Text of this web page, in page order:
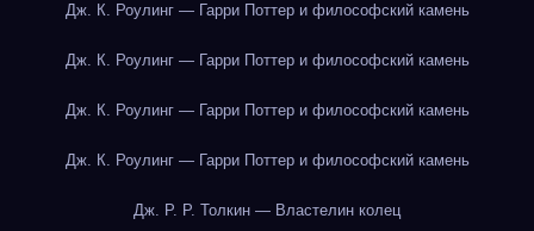
Дж. К. Роулинг — Гарри Поттер и философский камень
Дж. К. Роулинг — Гарри Поттер и философский камень
Дж. К. Роулинг — Гарри Поттер и философский камень
Дж. К. Роулинг — Гарри Поттер и философский камень
Дж. Р. Р. Толкин — Властелин колец